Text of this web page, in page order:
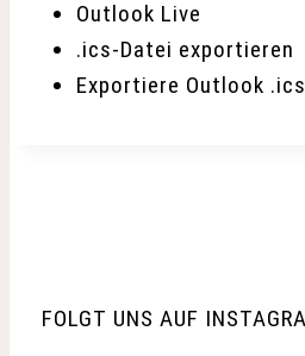
Outlook Live
.ics-Datei exportieren
Exportiere Outlook
FOLGT UNS AUF